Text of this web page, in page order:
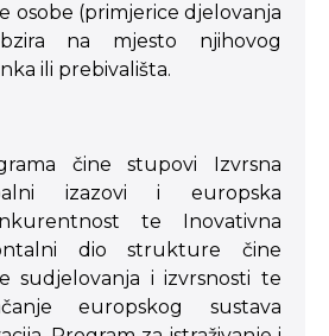
osobe (primjerice djelovanja
na mjesto njihovog
ili prebivališta.
čine stupovi Izvrsna
izazovi i europska
te Inovativna
dio strukture čine
sudjelovanja i izvrsnosti te
europskog sustava